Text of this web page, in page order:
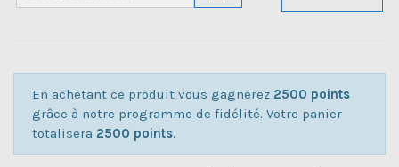
En achetant ce produit vous gagnerez 2500 points
grâce à notre programme de fidélité. Votre panier
totalisera 2500 points.